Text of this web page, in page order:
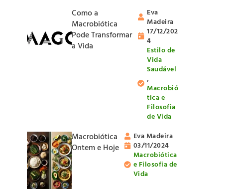
Como a
Macrobiótica
Pode Transformar
a Vida
Eva
Madeira
17/12/202
4
Estilo de
Vida
Saudável
,
Macrobió
tica e
Filosofia
de Vida
Macrobiótica
Ontem e Hoje
Eva Madeira
03/11/2024
Macrobiótica
e Filosofia de
Vida